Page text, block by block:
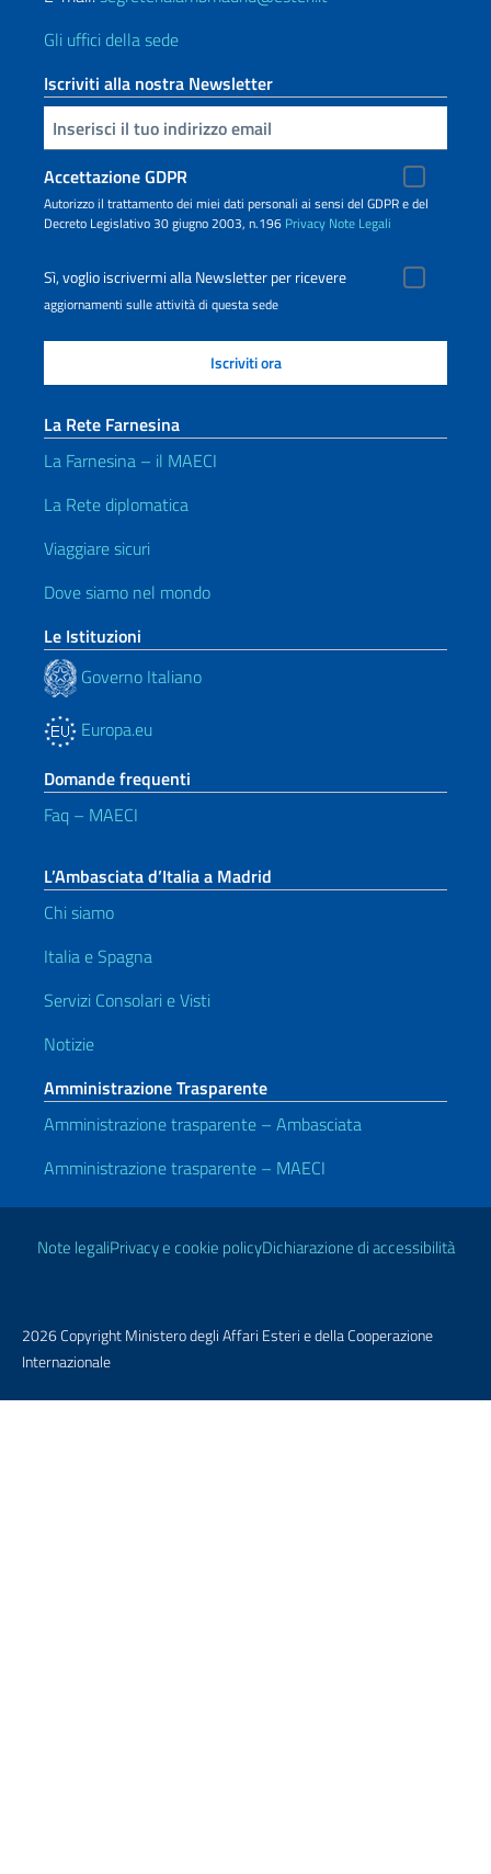
Gli uffici della sede
Iscriviti alla nostra Newsletter
Inserisci la tua email
Accettazione GDPR
Autorizzo il trattamento dei miei dati personali ai sensi del GDPR e del
Decreto Legislativo 30 giugno 2003, n.196 Privacy Note Legali
Sì, voglio iscrivermi alla Newsletter per ricevere
aggiornamenti sulle attività di questa sede
La Rete Farnesina
La Farnesina – il MAECI
La Rete diplomatica
Viaggiare sicuri
Dove siamo nel mondo
Le Istituzioni
Governo Italiano
Europa.eu
Domande frequenti
Faq – MAECI
L’Ambasciata d’Italia a Madrid
Chi siamo
Italia e Spagna
Servizi Consolari e Visti
Notizie
Amministrazione Trasparente
Amministrazione trasparente – Ambasciata
Amministrazione trasparente – MAECI
Link Utili
Note legaliPrivacy e cookie policyDichiarazione di accessibilità
2026 Copyright Ministero degli Affari Esteri e della Cooperazione
Internazionale